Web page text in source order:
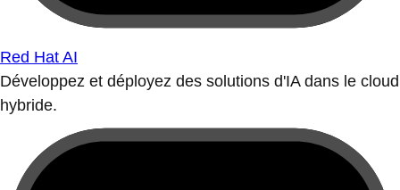
Red Hat AI
Développez et déployez des solutions d'IA dans le cloud
hybride.